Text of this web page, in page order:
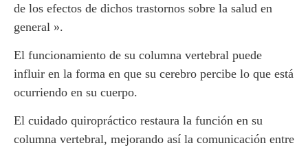
de los efectos de dichos trastornos sobre la salud en
general ».
El funcionamiento de su columna vertebral puede
influir en la forma en que su cerebro percibe lo que está
ocurriendo en su cuerpo.
El cuidado quiropráctico restaura la función en su
columna vertebral, mejorando así la comunicación entre